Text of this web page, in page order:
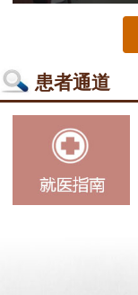
患者通道